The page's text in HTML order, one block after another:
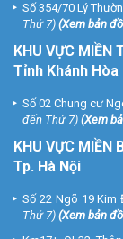
Số 354/70 Lý
Thứ 7) (Xem bản
KHU VỰC MIỀN
Tỉnh Khánh Hòa
Số 02 Chung cư
đến Thứ 7) (Xem
KHU VỰC MIỀN
Tp. Hà Nội
Số 22 Ngõ 19 Kim
Thứ 7) (Xem bản